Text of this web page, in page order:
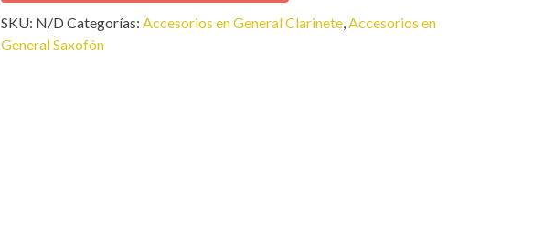
SKU: N/D Categorías: Accesorios en General Clarinete,Accesorios en
General Saxofón